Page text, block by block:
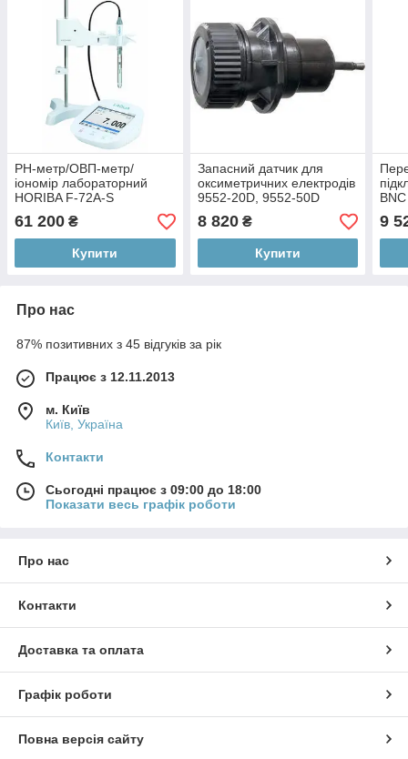
PH-метр/ОВП-метр/
іономір лабораторний
HORIBA F-72A-S
61 200 ₴
Купити
Запасний датчик для
оксиметричних електродів
9552-20D, 9552-50D
HORIBA #5402
8 820₴
Купити
9
Про нас
87% позитивних з 45 відгуків за рік
Працює з 12.11.2013
м. Київ
Київ, Україна
Контакти
Сьогодні працює з 09:00 до 18:00
Показати весь графік роботи
Про нас
Контакти
Доставка та оплата
Графік роботи
Повна версія сайту